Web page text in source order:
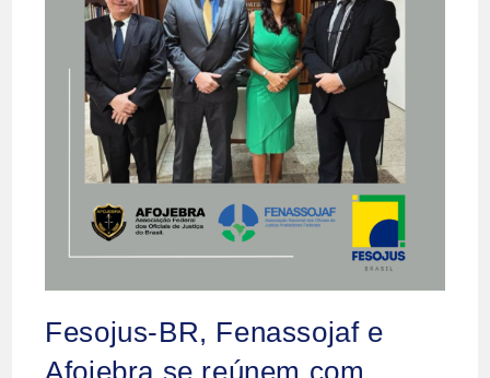
Fesojus-BR, Fenassojaf e